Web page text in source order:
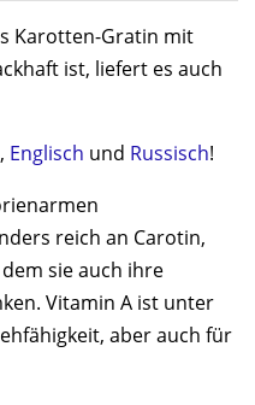
Karotten-Gratin mit
ist, liefert es auch
, Englisch und Russisch!
reich an Carotin,
sie auch ihre
Vitamin A ist unter
aber auch für